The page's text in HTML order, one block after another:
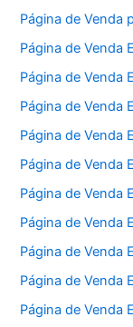
Página de Venda
Página de Venda
Página de Venda
Página de Venda
Página de Venda
Página de Venda
Página de Venda
Página de Venda
Página de Venda
Página de Venda
Página de Venda